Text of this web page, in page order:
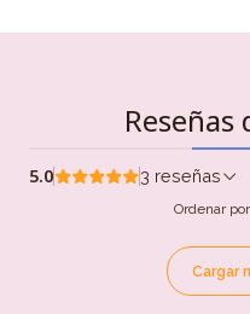
Reseñas
5.0 3 reseñas
Ordenar por
Cargar